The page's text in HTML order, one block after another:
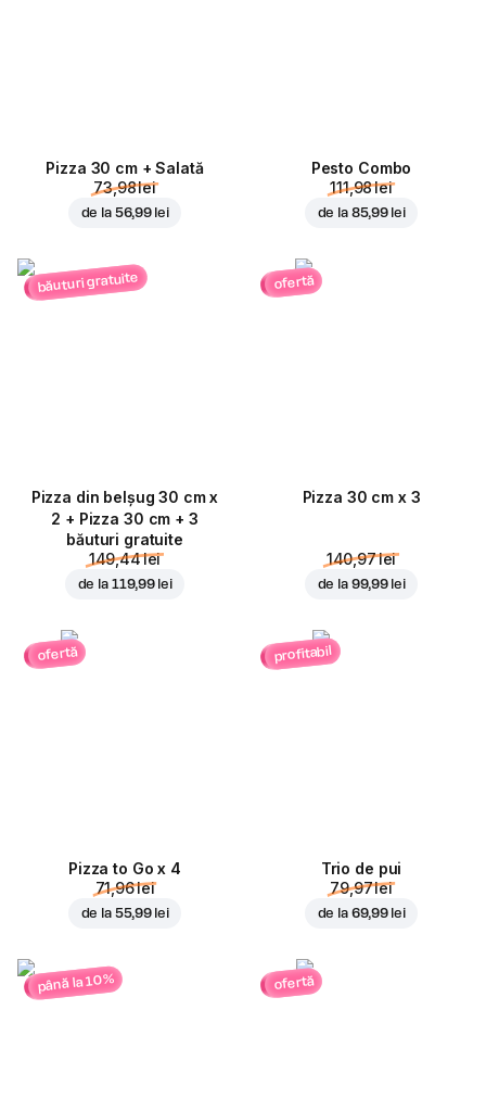
Pizza 30 cm + Salată
73,98 lei
de la 56,99 lei
Pesto Combo
111,98 lei
de la 85,99 lei
băuturi gratuite
Pizza din belșug 30 cm x
2 + Pizza 30 cm + 3
băuturi gratuite
149,44 lei
de la 119,99 lei
ofertă
Pizza 30 cm x 3
140,97 lei
de la 99,99 lei
ofertă
Pizza to Go x 4
71,96 lei
de la 55,99 lei
profitabil
Trio de pui
79,97 lei
de la 69,99 lei
până la 10% ofertă